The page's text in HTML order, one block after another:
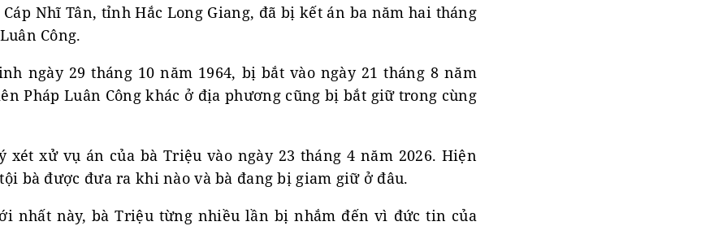
Nhĩ Tân, tỉnh Hắc Long Giang, đã bị kết án ba năm hai tháng
Công.
ngày 29 tháng 10 năm 1964, bị bắt vào ngày 21 tháng 8 năm
Pháp Luân Công khác ở địa phương cũng bị bắt giữ trong cùng
xét xử vụ án của bà Triệu vào ngày 23 tháng 4 năm 2026. Hiện
bà được đưa ra khi nào và bà đang bị giam giữ ở đâu.
nhất này, bà Triệu từng nhiều lần bị nhắm đến vì đức tin của